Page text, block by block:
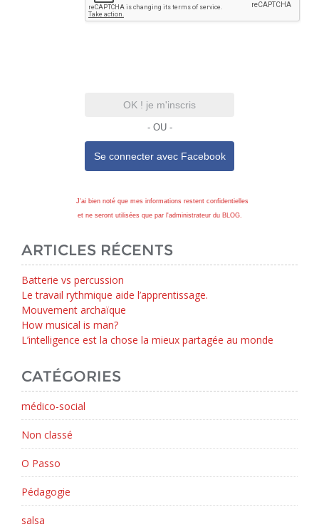
OK ! je m'inscris
- OU -
Se connecter avec Facebook
J'ai bien noté que mes informations restent confidentielles
et ne seront utilisées que par l'administrateur du BLOG.
ARTICLES RÉCENTS
Batterie vs percussion
Le travail rythmique aide l’apprentissage.
Mouvement archaïque
How musical is man?
L’intelligence est la chose la mieux partagée au monde
CATÉGORIES
médico-social
Non classé
O Passo
Pédagogie
salsa